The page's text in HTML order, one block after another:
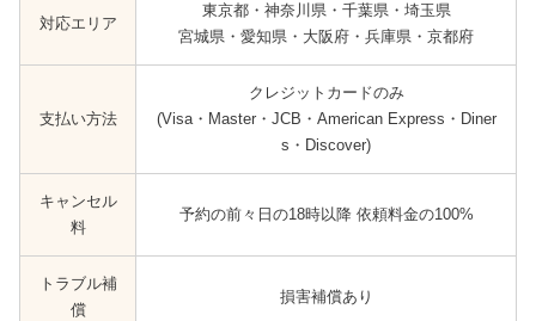
対応エリア
東京都・神奈川県・千葉県・埼玉県
宮城県・愛知県・大阪府・兵庫県・京都府
支払い方法
クレジットカードのみ
(Visa・Master・JCB・American Express・Diner
s・Discover)
キャンセル
料
予約の前々日の18時以降 依頼料金の100%
トラブル補
償
損害補償あり